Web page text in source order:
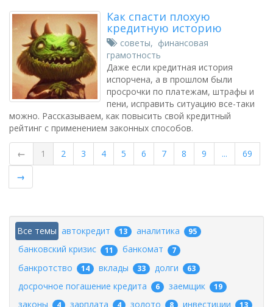
Как спасти плохую
кредитную историю
советы, финансовая
грамотность
Даже если кредитная история
испорчена, а в прошлом были
просрочки по платежам, штрафы и
пени, исправить ситуацию все-таки
можно. Рассказываем, как повысить свой кредитный
рейтинг с применением законных способов.
← 1 2 3 4 5 6 7 8 9 ...
69
→
Все темы автокредит 13 аналитика 95
банковский кризис 11 банкомат 7
банкротство 14 вклады 33 долги 63
досрочное погашение кредита 6 заемщик 19
законы зарплата золото инвестиции